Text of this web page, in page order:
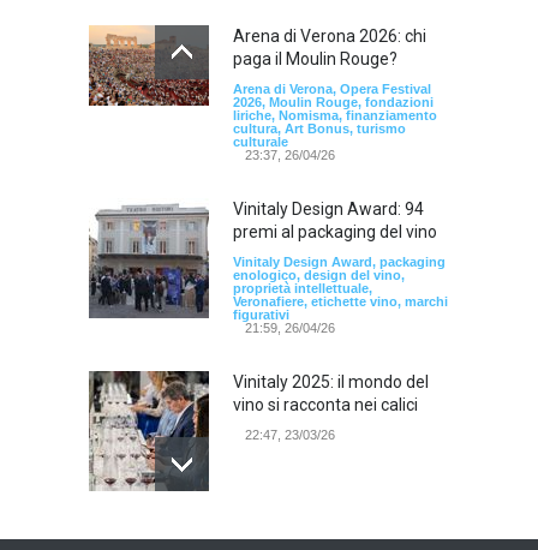
Arena di Verona 2026: chi
paga il Moulin Rouge?
Arena di Verona, Opera Festival
2026, Moulin Rouge, fondazioni
liriche, Nomisma, finanziamento
cultura, Art Bonus, turismo
culturale
23:37, 26/04/26
Vinitaly Design Award: 94
premi al packaging del vino
Vinitaly Design Award, packaging
enologico, design del vino,
proprietà intellettuale,
Veronafiere, etichette vino, marchi
figurativi
21:59, 26/04/26
Vinitaly 2025: il mondo del
vino si racconta nei calici
22:47, 23/03/26
Model Expo Italy 2025 a